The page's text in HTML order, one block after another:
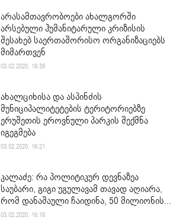
არასამთავრობოები ახალგორში
არსებული ჰუმანიტარული კრიზისის
შესახებ საერთაშორისო ორგანიზაციებს
მიმართვენ
03.02.2020. 16:39
ახალციხისა და ასპინძის
მუნიციპალიტეტების ტერიტორიებზე
ერუშეთის ეროვნული პარკის შექმნა
იგეგმება
03.02.2020. 16:21
კალაძე: რა პოლიტიკურ დევნაზეა
საუბარი, გიგი უგულავამ თავად აღიარა,
რომ დანაშაული ჩაიდინა, 50 მილიონის...
03.02.2020. 16:18